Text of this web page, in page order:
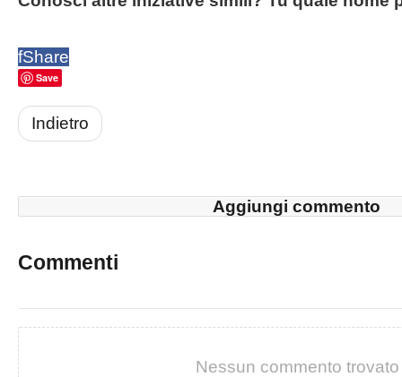
fShare
Save
Indietro
Aggiungi commento
Commenti
Nessun commento trovato